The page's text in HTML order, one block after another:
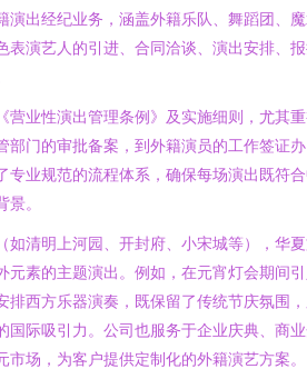
演出经纪业务，涵盖外籍乐队、舞蹈团、
表演艺人的引进、合同洽谈、演出安排、
营业性演出管理条例》及实施细则，尤其
部门的审批备案，到外籍演员的工作签证办
专业规范的流程体系，确保每场演出既符
。
如清明上河园、开封府、小宋城等），华
元素的主题演出。例如，在元宵灯会期间
排西方乐器演奏，既保留了传统节庆氛围
国际吸引力。公司也服务于企业庆典、商
场，为客户提供定制化的外籍演艺方案。